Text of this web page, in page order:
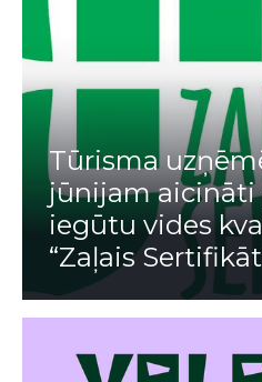
Tūrisma
jūnijam aicināti
iegūtu vides
“Zaļais